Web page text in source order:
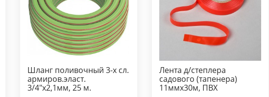
Шланг поливочный 3-х сл.
армиров.эласт.
3/4"х2,1мм, 25 м.
Лента д/степлера
садового (тапенера)
11ммх30м, ПВХ